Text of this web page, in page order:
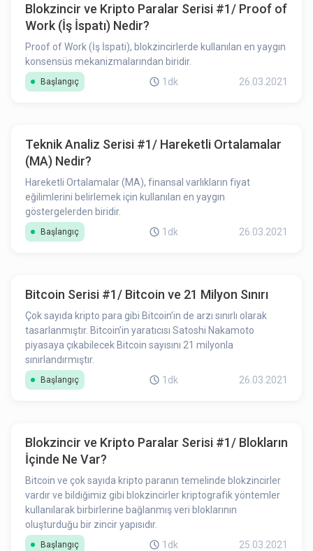
Blokzincir ve Kripto Paralar Serisi #1/ Proof of
Work (İş İspatı) Nedir?
Proof of Work (İş İspati), blokzincirlerde kullanılan en yaygın
konsensüs mekanizmalarından biridir.
Başlangıç 1dk 26.03.2021
Teknik Analiz Serisi #1/ Hareketli Ortalamalar
(MA) Nedir?
Hareketli Ortalamalar (MA), finansal varlıkların fiyat
eğilimlerini belirlemek için kullanılan en yaygın
göstergelerden biridir.
Başlangıç 1dk 26.03.2021
Bitcoin Serisi #1/ Bitcoin ve 21 Milyon Sınırı
Çok sayıda kripto para gibi Bitcoin’in de arzı sınırlı olarak
tasarlanmıştır. Bitcoin’in yaratıcısı Satoshi Nakamoto
piyasaya çıkabilecek Bitcoin sayısını 21 milyonla
sınırlandırmıştır.
Başlangıç 1dk 26.03.2021
Blokzincir ve Kripto Paralar Serisi #1/ Blokların
İçinde Ne Var?
Bitcoin ve çok sayıda kripto paranın temelinde blokzincirler
vardır ve bildiğimiz gibi blokzincirler kriptografik yöntemler
kullanılarak birbirlerine bağlanmış veri bloklarının
oluşturduğu bir zincir yapısıdır.
Başlangıç 1dk 25.03.2021